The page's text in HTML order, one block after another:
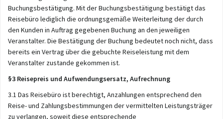
Buchungsbestätigung. Mit der Buchungsbestätigung bestätigt das
Reisebüro lediglich die ordnungsgemäße Weiterleitung der durch
den Kunden in Auftrag gegebenen Buchung an den jeweiligen
Veranstalter. Die Bestätigung der Buchung bedeutet noch nicht, dass
bereits ein Vertrag über die gebuchte Reiseleistung mit dem
Veranstalter zustande gekommen ist.
§3 Reisepreis und Aufwendungsersatz, Aufrechnung
3.1 Das Reisebüro ist berechtigt, Anzahlungen entsprechend den
Reise- und Zahlungsbestimmungen der vermittelten Leistungsträger
zu verlangen, soweit diese entsprechende